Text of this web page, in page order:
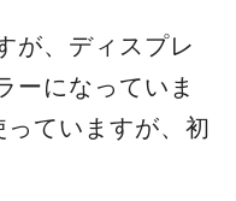
が、ディスプレ
ーになっていま
ていますが、初